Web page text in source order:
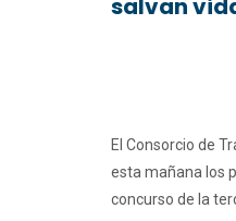
salvan
El Consorcio de
esta mañana los
concurso de la